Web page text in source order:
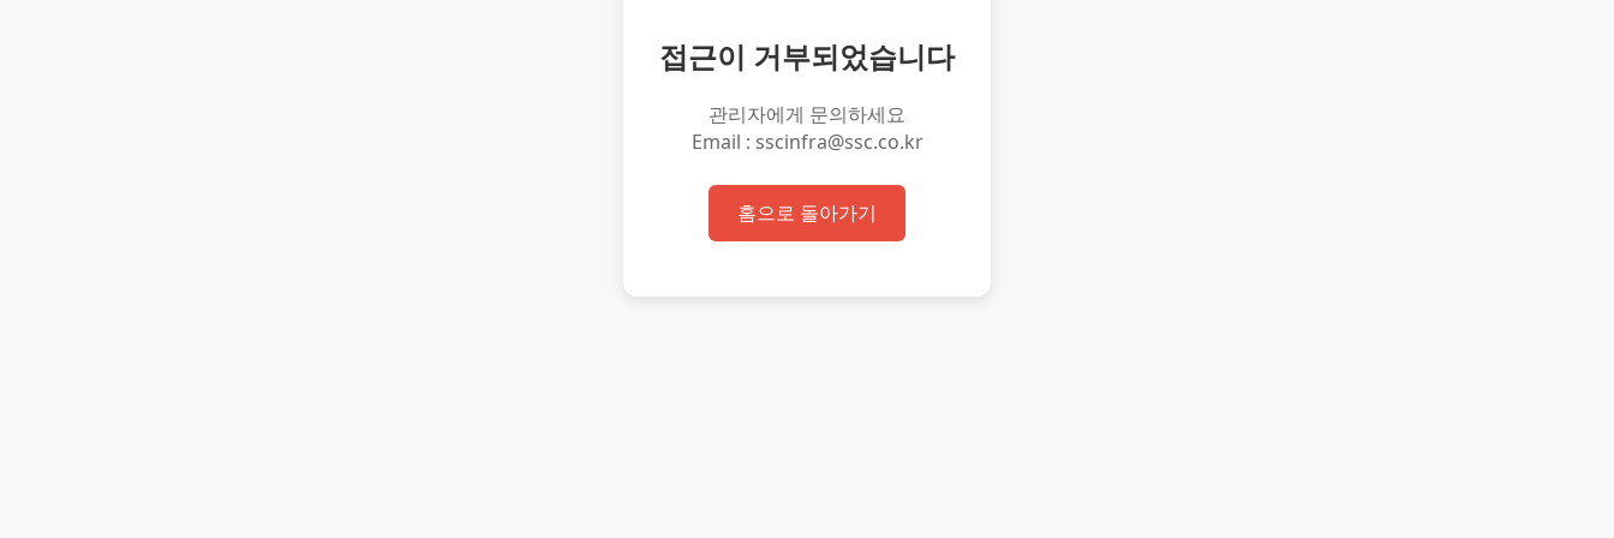
접근이 거부되었습니다
관리자에게 문의하세요
Email : sscinfra@ssc.co.kr
홈으로 돌아가기